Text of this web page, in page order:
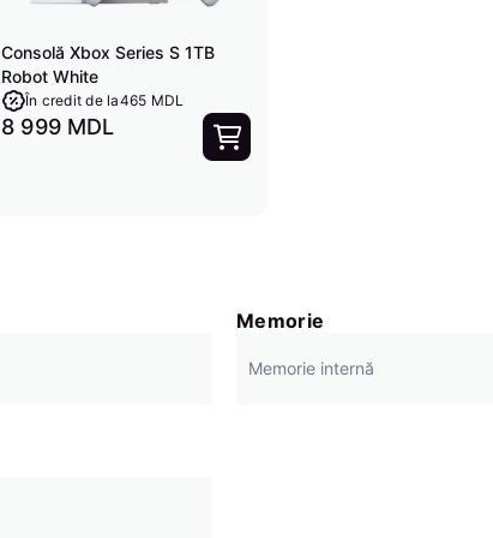
Consolă Xbox Series S 1TB
Robot White
În credit de la465 MDL
8 999 MDL
Memorie
Memorie internă